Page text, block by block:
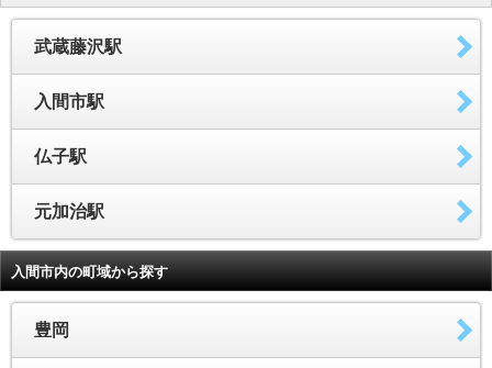
武蔵藤沢駅
入間市駅
仏子駅
元加治駅
入間市内の町域から探す
豊岡